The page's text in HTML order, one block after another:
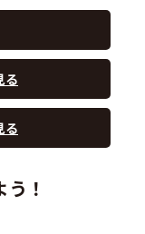
る
る
！